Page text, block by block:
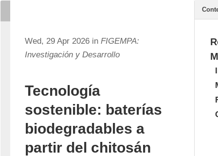
Wed, 29 Apr 2026 in FIGEMPA:
Investigación y Desarrollo
Tecnología
sostenible: baterías
biodegradables a
partir del chitosán